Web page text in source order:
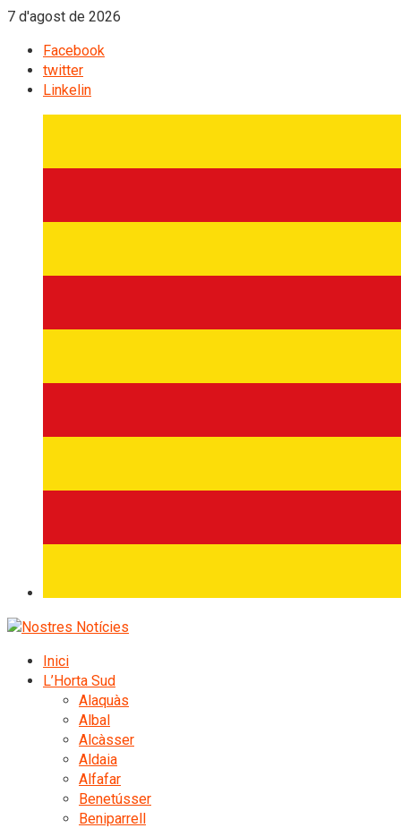
7 d'agost de 2026
Facebook
twitter
Linkelin
Inici
L’Horta Sud
Alaquàs
Albal
Alcàsser
Aldaia
Alfafar
Benetússer
Beniparrell